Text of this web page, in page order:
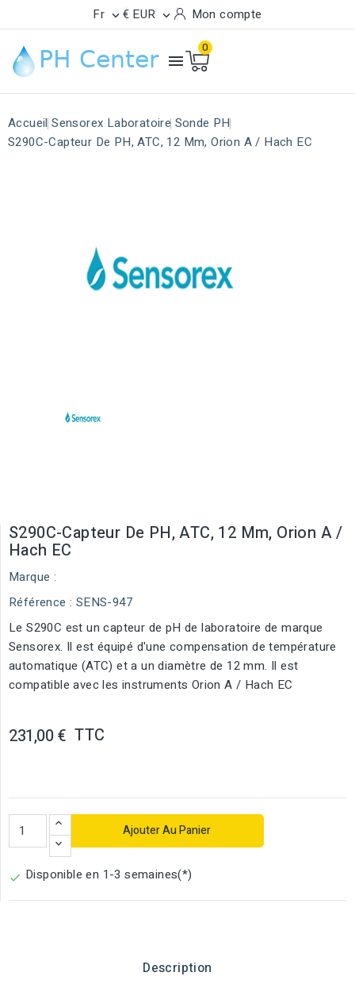
Fr  € EUR  Mon compte

0
Accueil Sensorex Laboratoire Sonde PH
S290C-Capteur De PH, ATC, 12 Mm, Orion A / Hach EC
S290C-Capteur De PH, ATC, 12 Mm, Orion A /
Hach EC
Marque :
Référence : SENS-947
Le S290C est un capteur de pH de laboratoire de marque
Sensorex. Il est équipé d'une compensation de température
automatique (ATC) et a un diamètre de 12 mm. Il est
compatible avec les instruments Orion A / Hach EC
231,00 € TTC
Ajouter Au Panier
 Disponible en 1-3 semaines(*)
Description